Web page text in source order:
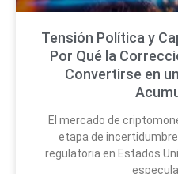
Tensión Política y
Por Qué la
Convertirse en
El mercado de
etapa de
regulatoria en Estados